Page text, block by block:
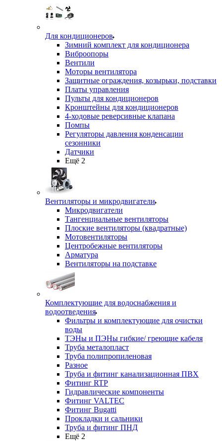
Для кондиционеров
Зимний комплект для кондиционера
Виброопоры
Вентили
Моторы вентилятора
Защитные ограждения, козырьки, подставки
Платы управления
Пульты для кондиционеров
Кронштейны для кондиционеров
4-ходовые реверсивные клапана
Помпы
Регуляторы давления конденсации
сезонники
Датчики
Ещё 2
Вентиляторы и микродвигатели
Микродвигатели
Тангенциальные вентиляторы
Плоские вентиляторы (квадратные)
Мотовентиляторы
Центробежные вентиляторы
Арматура
Вентиляторы на подставке
Комплектующие для водоснабжения и
водоотведения
Фильтры и комплектующие для очистки
воды
ТЭНы и ПЭНы гибкие/ греющие кабеля
Труба металопласт
Труба полипропиленовая
Разное
Труба и фитинг канализационная ПВХ
Фитинг RTP
Гидравлические компоненты
Фитинг VALTEC
Фитинг Bugatti
Прокладки и сальники
Труба и фитинг ПНД
Ещё 2